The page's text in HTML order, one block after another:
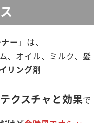
ー 」は、
、オイル、ミルク、 髪
リング剤
クスチャと効果で